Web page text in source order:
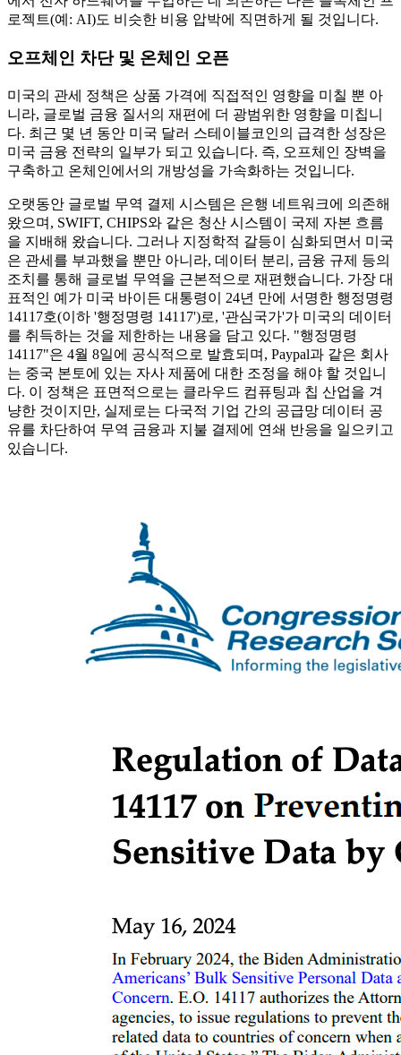
로젝트(예: AI)도 비슷한 비용 압박에 직면하게 될 것입니다.
오프체인 차단 및 온체인 오픈
미국의 관세 정책은 상품 가격에 직접적인 영향을 미칠 뿐 아
니라, 글로벌 금융 질서의 재편에 더 광범위한 영향을 미칩니
다. 최근 몇 년 동안 미국 달러 스테이블코인의 급격한 성장은
미국 금융 전략의 일부가 되고 있습니다. 즉, 오프체인 장벽을
구축하고 온체인에서의 개방성을 가속화하는 것입니다.
오랫동안 글로벌 무역 결제 시스템은 은행 네트워크에 의존해
왔으며, SWIFT, CHIPS와 같은 청산 시스템이 국제 자본 흐름
을 지배해 왔습니다. 그러나 지정학적 갈등이 심화되면서 미국
은 관세를 부과했을 뿐만 아니라, 데이터 분리, 금융 규제 등의
조치를 통해 글로벌 무역을 근본적으로 재편했습니다. 가장 대
표적인 예가 미국 바이든 대통령이 24년 만에 서명한 행정명령
14117호(이하 '행정명령 14117')로, '관심국가'가 미국의 데이터
를 취득하는 것을 제한하는 내용을 담고 있다. "행정명령
14117"은 4월 8일에 공식적으로 발효되며, Paypal과 같은 회사
는 중국 본토에 있는 자사 제품에 대한 조정을 해야 할 것입니
다. 이 정책은 표면적으로는 클라우드 컴퓨팅과 칩 산업을 겨
냥한 것이지만, 실제로는 다국적 기업 간의 공급망 데이터 공
유를 차단하여 무역 금융과 지불 결제에 연쇄 반응을 일으키고
있습니다.